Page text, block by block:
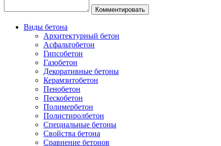
Виды бетона
Архитектурный бетон
Асфальтобетон
Гипсобетон
Газобетон
Декоративные бетоны
Керамзитобетон
Пенобетон
Пескобетон
Полимербетон
Полистиролбетон
Специальные бетоны
Свойства бетона
Сравнение бетонов